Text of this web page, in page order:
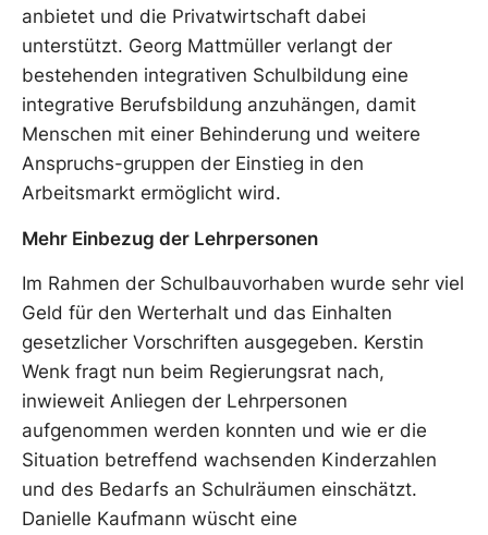
anbietet und die Privatwirtschaft dabei
unterstützt. Georg Mattmüller verlangt der
bestehenden integrativen Schulbildung eine
integrative Berufsbildung anzuhängen, damit
Menschen mit einer Behinderung und weitere
Anspruchs-gruppen der Einstieg in den
Arbeitsmarkt ermöglicht wird.
Mehr Einbezug der Lehrpersonen
Im Rahmen der Schulbauvorhaben wurde sehr viel
Geld für den Werterhalt und das Einhalten
gesetzlicher Vorschriften ausgegeben. Kerstin
Wenk fragt nun beim Regierungsrat nach,
inwieweit Anliegen der Lehrpersonen
aufgenommen werden konnten und wie er die
Situation betreffend wachsenden Kinderzahlen
und des Bedarfs an Schulräumen einschätzt.
Danielle Kaufmann wüscht eine